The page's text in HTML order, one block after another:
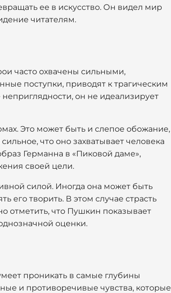
ее в искусство. Он видел мир
читателям.
часто охвачены сильными,
поступки, приводят к трагическим
он не идеализирует
Это может быть и слепое обожание,
что оно захватывает человека
Германна в «Пиковой даме»,
своей цели.
силой. Иногда она может быть
его творить. В этом случае страсть
отметить, что Пушкин показывает
оценки.
проникать в самые глубины
и противоречивые чувства, которые